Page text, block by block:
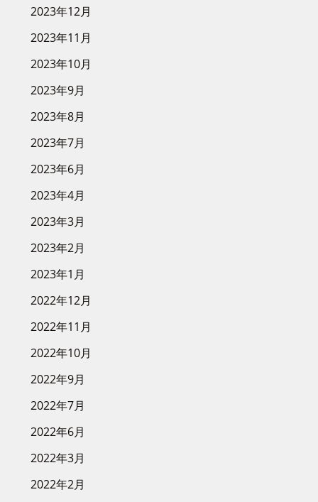
2023年12月
2023年11月
2023年10月
2023年9月
2023年8月
2023年7月
2023年6月
2023年4月
2023年3月
2023年2月
2023年1月
2022年12月
2022年11月
2022年10月
2022年9月
2022年7月
2022年6月
2022年3月
2022年2月